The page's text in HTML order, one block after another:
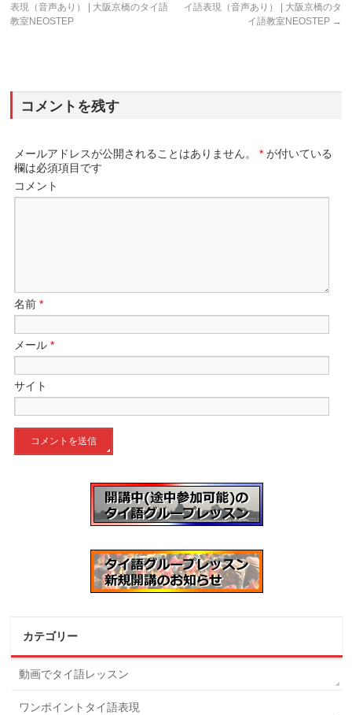
表現（音声あり） | 大阪京橋のタイ語
教室NEOSTEP
イ語表現（音声あり） | 大阪京橋のタ
イ語教室NEOSTEP →
コメントを残す
メールアドレスが公開されることはありません。 * が付いている
欄は必須項目です
コメント
名前*
メール*
サイト
カテゴリー
動画でタイ語レッスン
ワンポイントタイ語表現